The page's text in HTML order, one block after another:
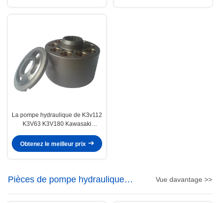
La pompe hydraulique de K3v112
K3V63 K3V180 Kawasaki
d'excavatrice
Obtenez le meilleur prix
Pièces de pompe hydraulique
d'excavatrice
Vue davantage >>